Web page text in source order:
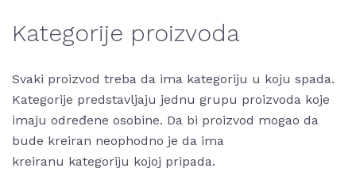
Kategorije proizvoda
Svaki proizvod treba da ima kategoriju u koju spada.
Kategorije predstavljaju jednu grupu proizvoda koje
imaju određene osobine. Da bi proizvod mogao da
bude kreiran neophodno je da ima
kreiranu kategoriju kojoj pripada.